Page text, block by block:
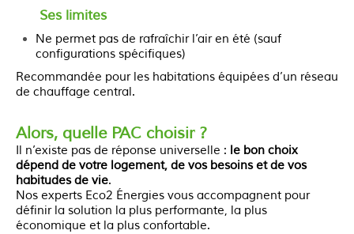
Ses limites
Ne permet pas de rafraîchir l’air en été (sauf
configurations spécifiques)
Recommandée pour les habitations équipées d’un réseau
de chauffage central.
Alors, quelle PAC choisir ?
Il n’existe pas de réponse universelle : le bon choix
dépend de votre logement, de vos besoins et de vos
habitudes de vie.
Nos experts Eco2 Énergies vous accompagnent pour
définir la solution la plus performante, la plus
économique et la plus confortable.